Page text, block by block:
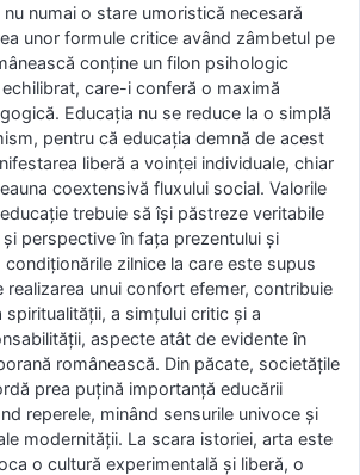
numai o stare umoristică necesară
unor formule critice având zâmbetul pe
conține un filon psihologic
care-i conferă o maximă
Educația nu se reduce la o simplă
pentru că educația demnă de acest
liberă a voinței individuale, chiar
coextensivă fluxului social. Valorile
trebuie să își păstreze veritabile
perspective în fața prezentului și
condiționările zilnice la care este supus
realizarea unui confort efemer, contribuie
spiritualității, a simțului critic și a
aspecte atât de evidente în
românească. Din păcate, societățile
prea puțină importanță educării
reperele, minând sensurile univoce și
modernității. La scara istoriei, arta este
o cultură experimentală și liberă, o